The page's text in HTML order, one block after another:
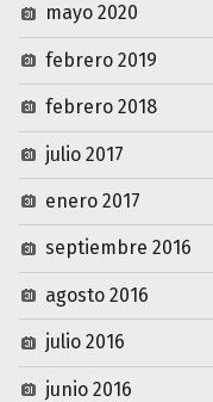
mayo 2020
febrero 2019
febrero 2018
julio 2017
enero 2017
septiembre 2016
agosto 2016
julio 2016
junio 2016